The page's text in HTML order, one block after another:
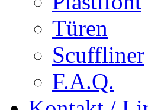
Türen
Scuffliner
F.A.Q.